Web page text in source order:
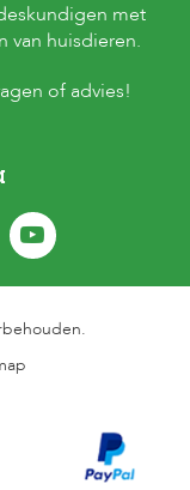
met
van huisdieren.
of advies!